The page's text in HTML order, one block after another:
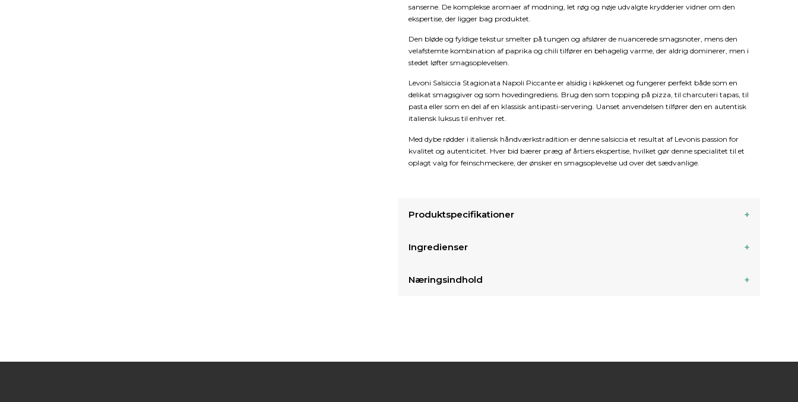
sanserne. De komplekse aromaer af modning, let røg og nøje udvalgte krydderier vidner om den
ekspertise, der ligger bag produktet.
Den bløde og fyldige tekstur smelter på tungen og afslører de nuancerede smagsnoter, mens den
velafstemte kombination af paprika og chili tilfører en behagelig varme, der aldrig dominerer, men i
stedet løfter smagsoplevelsen.
Levoni Salsiccia Stagionata Napoli Piccante er alsidig i køkkenet og fungerer perfekt både som en
delikat smagsgiver og som hovedingrediens. Brug den som topping på pizza, til charcuteri tapas, til
pasta eller som en del af en klassisk antipasti-servering. Uanset anvendelsen tilfører den en autentisk
italiensk luksus til enhver ret.
Med dybe rødder i italiensk håndværkstradition er denne salsiccia et resultat af Levonis passion for
kvalitet og autenticitet. Hver bid bærer præg af årtiers ekspertise, hvilket gør denne specialitet til et
oplagt valg for feinschmeckere, der ønsker en smagsoplevelse ud over det sædvanlige.
Produktspecifikationer
Ingredienser
Næringsindhold